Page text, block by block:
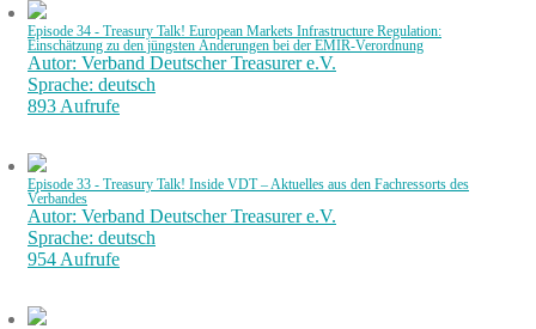
Episode 34 - Treasury Talk! European Markets Infrastructure Regulation:
Einschätzung zu den jüngsten Änderungen bei der EMIR-Verordnung
Autor: Verband Deutscher Treasurer e.V.
Sprache: deutsch
893 Aufrufe
Episode 33 - Treasury Talk! Inside VDT – Aktuelles aus den Fachressorts des
Verbandes
Autor: Verband Deutscher Treasurer e.V.
Sprache: deutsch
954 Aufrufe